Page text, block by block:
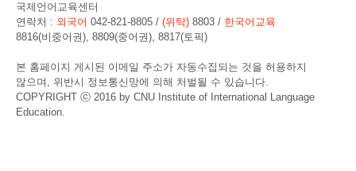
국제언어교육센터
연락처 : 외국어 042-821-8805 / (위탁) 8803 / 한국어교육
8816(비중어권), 8809(중어권), 8817(토픽)
본 홈페이지 게시된 이메일 주소가 자동수집되는 것을 허용하지
않으며, 위반시 정보통신망에 의해 처벌될 수 있습니다.
COPYRIGHT ⓒ 2016 by CNU Institute of International Language
Education.